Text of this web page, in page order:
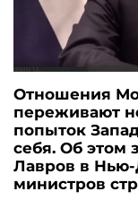
Отношения
переживают
попыток
себя. Об этом
Лавров в Нью-
министров